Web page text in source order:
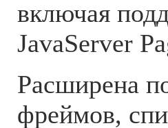
включая
JavaServer
Расширена
фреймов,